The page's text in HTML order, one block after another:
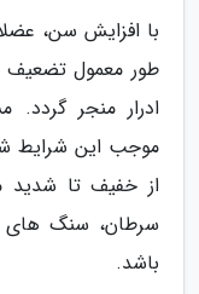
با افزایش سن،
طور معمول تضعیف
ادرار منجر
موجب این شرایط
از خفیف تا شدید
سرطان، سنگ های
باشد.